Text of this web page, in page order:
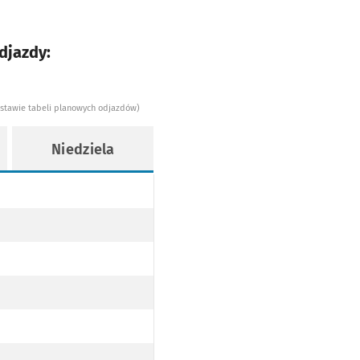
tabeli planowych odjazdów)
Niedziela
DO ZAJEZDNI PRZY UL. OBORNICKIEJ PRZEZ PL. DOMINIKAŃSKI
PRZY UL. OBORNICKIEJ PRZEZ PL. DOMINIKAŃSKI
REALIZOWANY DO ZAJEZDNI PRZY UL. OBORNICKIEJ PRZEZ PL. DOMINIKAŃSKI
GŁÓWNEGO REALIZOWANY DO ZAJEZDNI PRZY UL. OBORNICKIEJ PRZEZ PL. DOMINIKAŃSKI